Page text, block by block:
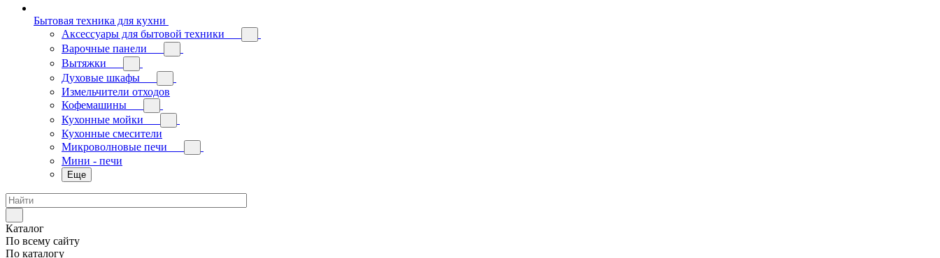
Бытовая техника для кухни
Аксессуары для бытовой техники
Варочные панели
Вытяжки
Духовые шкафы
Измельчители отходов
Кофемашины
Кухонные мойки
Кухонные смесители
Микроволновые печи
Мини - печи
Еще
Каталог
По всему сайту
По каталогу